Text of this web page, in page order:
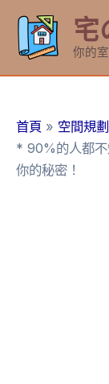
要
宅
你的
首頁
空間規劃
* 90%的人都不
你的秘密！